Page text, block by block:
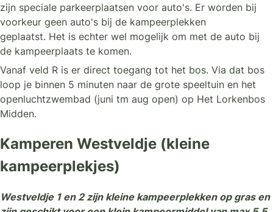
zijn speciale parkeerplaatsen voor auto's. Er worden bij
voorkeur geen auto's bij de kampeerplekken
geplaatst. Het is echter wel mogelijk om met de auto bij
de kampeerplaats te komen.
Vanaf veld R is er direct toegang tot het bos. Via dat bos
loop je binnen 5 minuten naar de grote speeltuin en het
openluchtzwembad (juni tm aug open) op Het Lorkenbos
Midden.
Kamperen Westveldje (kleine
kampeerplekjes)
Westveldje 1 en 2 zijn kleine kampeerplekken op gras en